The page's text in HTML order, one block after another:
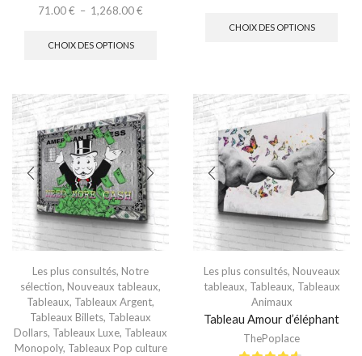
71.00€ – 1,268.00€
CHOIX DES OPTIONS
CHOIX DES OPTIONS
Les plus consultés, Notre
sélection, Nouveaux tableaux,
Tableaux, Tableaux Argent,
Tableaux Billets, Tableaux
Dollars, Tableaux Luxe, Tableaux
Monopoly, Tableaux Pop culture
Les plus consultés, Nouveaux
tableaux, Tableaux, Tableaux
Animaux
Tableau Amour d’éléphant
ThePoplace